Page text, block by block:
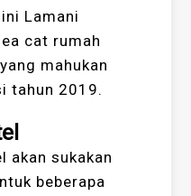
Lamani
cat rumah
mahukan
tahun 2019.
akan sukakan
beberapa